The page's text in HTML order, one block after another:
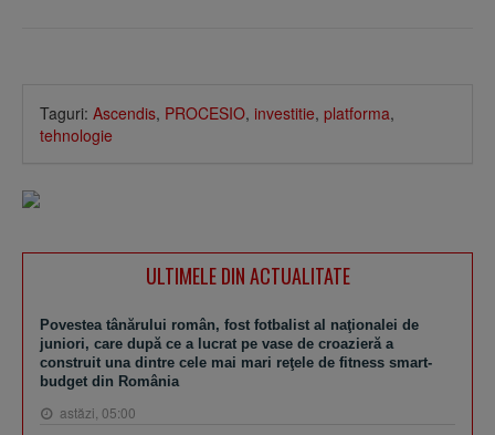
Taguri: Ascendis, PROCESIO, investitie, platforma,
tehnologie
ULTIMELE DIN ACTUALITATE
Povestea tânărului român, fost fotbalist al naţionalei de
juniori, care după ce a lucrat pe vase de croazieră a
construit una dintre cele mai mari reţele de fitness smart-
budget din România
astăzi, 05:00